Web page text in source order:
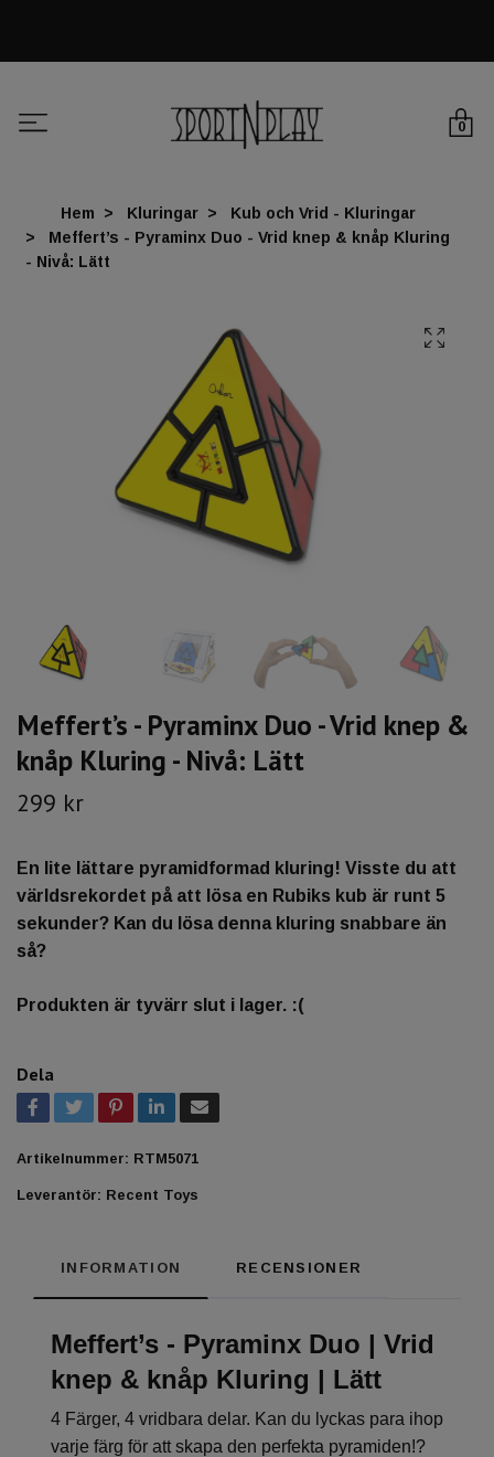
0
Hem Kluringar
Kub och Vrid - Kluringar
Meffert’s - Pyraminx Duo - Vrid knep & knåp Kluring
- Nivå: Lätt
Meffert’s - Pyraminx Duo - Vrid knep &
knåp Kluring - Nivå: Lätt
299 kr
En lite lättare pyramidformad kluring! Visste du att
världsrekordet på att lösa en Rubiks kub är runt 5
sekunder? Kan du lösa denna kluring snabbare än
så?
Produkten är tyvärr slut i lager. :(
Dela
Artikelnummer: RTM5071
Leverantör: Recent Toys
INFORMATION RECENSIONER
Meffert’s - Pyraminx Duo | Vrid
knep & knåp Kluring | Lätt
4 Färger, 4 vridbara delar. Kan du lyckas para ihop
varje färg för att skapa den perfekta pyramiden!?